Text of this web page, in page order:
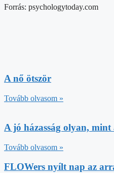
Forrás: psychologytoday.com
A nő ötször
Tovább olvasom »
A jó házasság olyan,
Tovább olvasom »
FLOWers nyílt nap az